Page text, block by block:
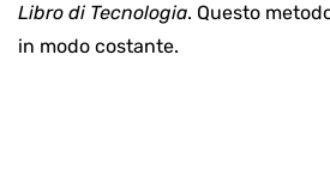
Libro di Tecnologia. Questo
in modo costante.